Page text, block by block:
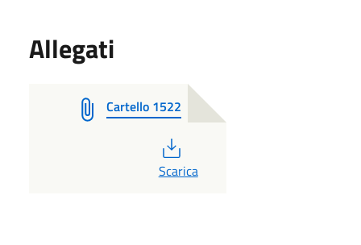
Allegati
Cartello 1522
PDF
Scarica